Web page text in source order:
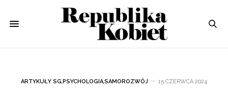
ARTYKUŁY SG,PSYCHOLOGIA,SAMOROZWÓJ 15 CZERWCA 2024